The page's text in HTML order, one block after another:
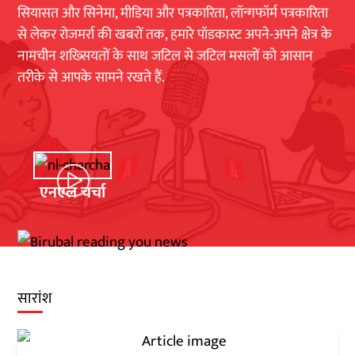
सियासत और सिनेमा, मीडिया और पत्रकारिता, लॉन्गफॉर्म पत्रकारिता
से लेकर रोजमर्रा की खबरों तक, हमारे पॉडकास्ट अपने-अपने क्षेत्र के
नामचीन शख्सियतों के साथ जटिल से जटिल मसलों को आसान
तरीके से आपके सामने रखते हैं.
एनएल चर्चा
सारांश